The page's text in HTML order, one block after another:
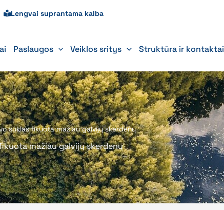
Lengvai suprantama kalba
Paslaugos Veiklos sritys Struktūra ir kontaktai
suklasifikuota mažiau galvijų skerdenų
mažiau galvijų skerdenų